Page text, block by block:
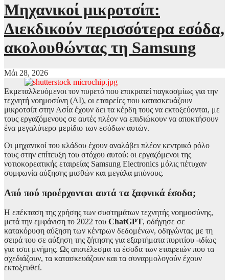
Μηχανικοί μικροτσίπ:
Διεκδικούν περισσότερα εσόδα,
ακολουθώντας τη Samsung
Μάι 28, 2026
Εκμεταλλευόμενοι τον πυρετό που επικρατεί παγκοσμίως για την
τεχνητή νοημοσύνη (AI), οι εταιρείες που κατασκευάζουν
μικροτσίπ στην Ασία έχουν δει τα κέρδη τους να εκτοξεύονται, με
τους εργαζόμενους σε αυτές πλέον να επιδιώκουν να αποκτήσουν
ένα μεγαλύτερο μερίδιο των εσόδων αυτών.
Οι μηχανικοί του κλάδου έχουν αναλάβει πλέον κεντρικό ρόλο
τους στην επίτευξη του στόχου αυτού: οι εργαζόμενοι της
νοτιοκορεατικής εταιρείας Samsung Electronics μόλις πέτυχαν
συμφωνία αύξησης μισθών και μεγάλα μπόνους.
Από πού προέρχονται αυτά τα ξαφνικά έσοδα;
Η επέκταση της χρήσης των συστημάτων τεχνητής νοημοσύνης,
μετά την εμφάνιση το 2022 του ChatGPT, οδήγησε σε
κατακόρυφη αύξηση των κέντρων δεδομένων, οδηγώντας με τη
σειρά του σε αύξηση της ζήτησης για εξαρτήματα πυριτίου -ιδίως
για τσιπ μνήμης. Ως αποτέλεσμα τα έσοδα των εταιρειών που τα
σχεδιάζουν, τα κατασκευάζουν και τα συναρμολογούν έχουν
εκτοξευθεί.